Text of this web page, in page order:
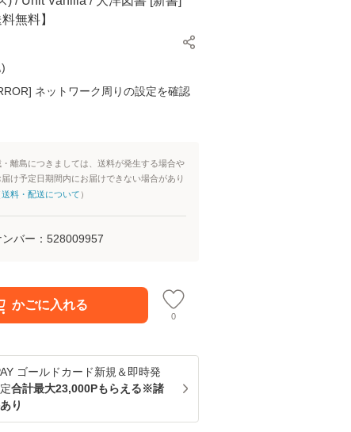
無料】
)
ネットワーク周りの設定を確認
離島につきましては、送料が発生する場合や
け予定日期間内にお届けできない場合があり
送料・配送について ）
バー： 528009957
かごに入れる
0
ゴールドカード新規＆即時発
合計最大23,000Pもらえる※諸
り